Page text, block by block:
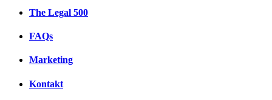
The Legal 500
FAQs
Marketing
Kontakt